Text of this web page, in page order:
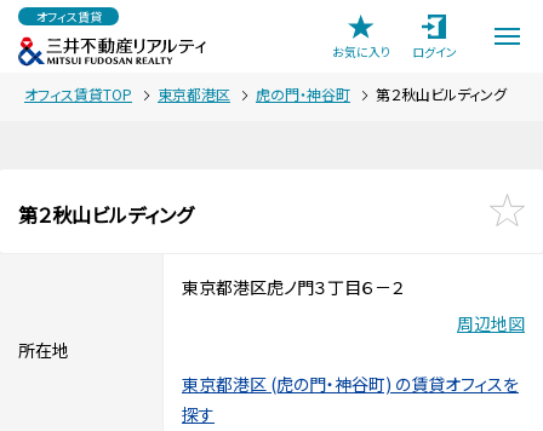
オフィス賃貸
お気に入り
ログイン
オフィス賃貸TOP 東京都港区 虎の門・神谷町 第２秋山ビルディング
第２秋山ビルディング
所在地
東京都港区虎ノ門３丁目６－２
周辺地図
東京都港区 (虎の門・神谷町) の賃貸オフィスを
探す